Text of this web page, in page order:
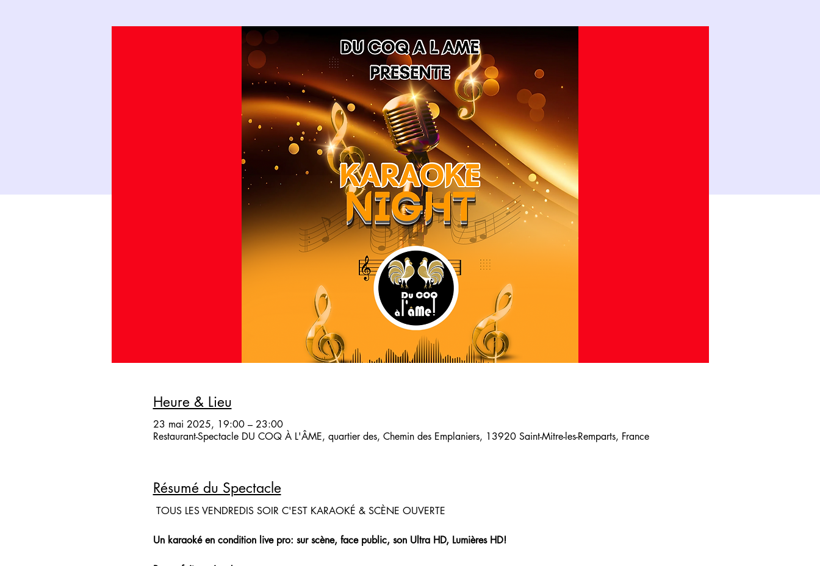
Heure & Lieu
23 mai 2025, 19:00 – 23:00
Restaurant-Spectacle DU COQ À L'ÂME, quartier des, Chemin des Emplaniers, 13920 Saint-Mitre-les-Remparts, France
Résumé du Spectacle
TOUS LES VENDREDIS SOIR C'EST KARAOKÉ & SCÈNE OUVERTE
Un karaoké en condition live pro: sur scène, face public, son Ultra HD, Lumières HD!